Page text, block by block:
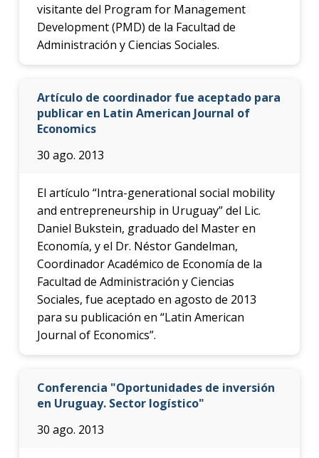
visitante del Program for Management
Development (PMD) de la Facultad de
Administración y Ciencias Sociales.
Artículo de coordinador fue aceptado para
publicar en Latin American Journal of
Economics
30 ago. 2013
El artículo “Intra-generational social mobility
and entrepreneurship in Uruguay” del Lic.
Daniel Bukstein, graduado del Master en
Economía, y el Dr. Néstor Gandelman,
Coordinador Académico de Economía de la
Facultad de Administración y Ciencias
Sociales, fue aceptado en agosto de 2013
para su publicación en “Latin American
Journal of Economics”.
Conferencia "Oportunidades de inversión
en Uruguay. Sector logístico"
30 ago. 2013